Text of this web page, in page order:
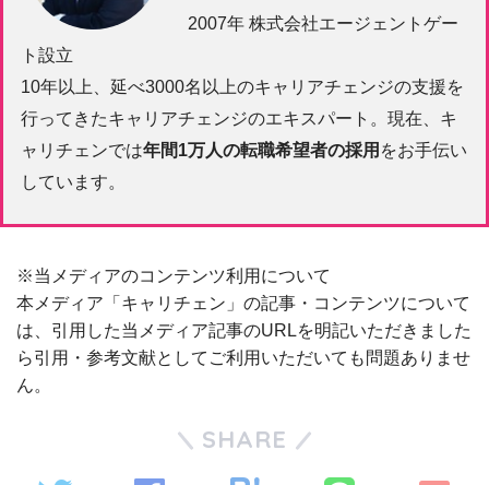
2007年 株式会社エージェントゲー
ト設立
10年以上、延べ3000名以上のキャリアチェンジの支援を
行ってきたキャリアチェンジのエキスパート。現在、キ
ャリチェンでは年間1万人の転職希望者の採用 をお手伝い
しています。
※当メディアのコンテンツ利用について
本メディア「キャリチェン」の記事・コンテンツについて
は、引用した当メディア記事のURLを明記いただきました
ら引用・参考文献としてご利用いただいても問題ありませ
ん。
SHARE